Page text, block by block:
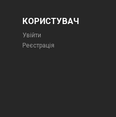
КОРИСТУВАЧ
Увійти
Реєстрація